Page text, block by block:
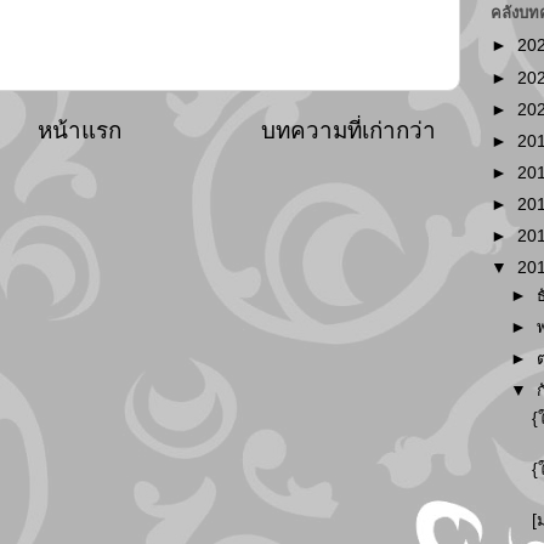
บทความที่เก่ากว่า
หน้าแรก
คลังบท
►
►
►
►
►
►
►
▼
►
►
►
▼
{
{
[